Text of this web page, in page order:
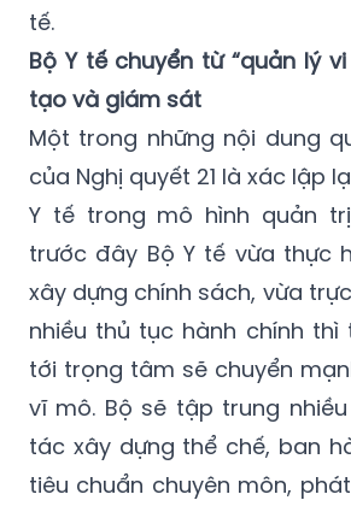
tế.
Bộ Y tế chuyển từ “quản lý
tạo và giám sát
Một trong những nội dung
của Nghị quyết 21 là xác lập
Y tế trong mô hình quản
trước đây Bộ Y tế vừa thực
xây dựng chính sách, vừa
nhiều thủ tục hành chính thì
tới trọng tâm sẽ chuyển
vĩ mô. Bộ sẽ tập trung
tác xây dựng thể chế, ban
tiêu chuẩn chuyên môn,